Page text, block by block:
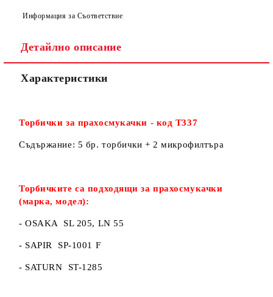
Ние ще се свържем с вас в рамките на работния ден.
Информация за Съответствие
Детайлно описание
Характеристики
Торбички за прахосмукачки - код Т337
Съдържание: 5 бр. торбички + 2 микрофилтъра
Торбичките са подходящи за прахосмукачки
(марка, модел):
- OSAKA SL 205, LN 55
- SAPIR SP-1001 F
- SATURN ST-1285